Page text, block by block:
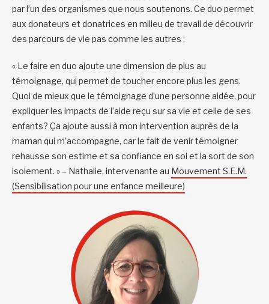
par l’un des organismes que nous soutenons. Ce duo permet
aux donateurs et donatrices en milieu de travail de découvrir
des parcours de vie pas comme les autres :
« Le faire en duo ajoute une dimension de plus au
témoignage, qui permet de toucher encore plus les gens.
Quoi de mieux que le témoignage d’une personne aidée, pour
expliquer les impacts de l’aide reçu sur sa vie et celle de ses
enfants? Ça ajoute aussi à mon intervention auprès de la
maman qui m’accompagne, car le fait de venir témoigner
rehausse son estime et sa confiance en soi et la sort de son
isolement. » – Nathalie, intervenante au Mouvement S.E.M.
(Sensibilisation pour une enfance meilleure)